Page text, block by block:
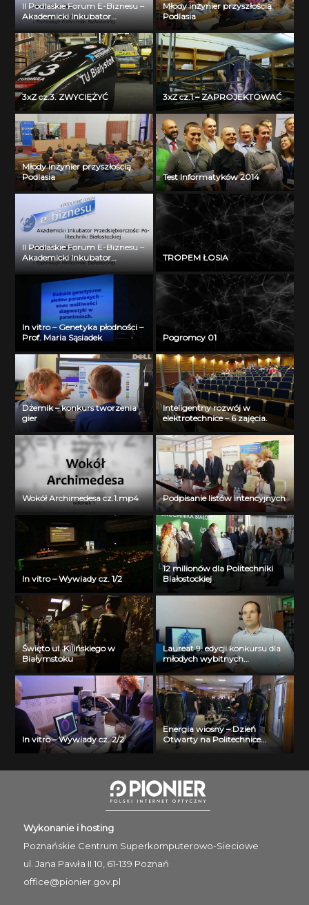
II Podlaskie Forum E-Biznesu –
Akademicki Inkubator
Przedsiębiorczości Politechniki
Białostockiej – Jerzy Muszyński
Młody inżynier przyszłością
Podlasia
3xZ cz.3. ZWYCIĘŻYĆ 3xZ cz.1 – ZAPROJEKTOWAĆ
Młody inżynier przyszłością
Podlasia
Test Informatyków 2014
II Podlaskie Forum E-Biznesu –
Akademicki Inkubator
Przedsiębiorczości Politechniki
Białostockiej – Jerzy Muszyński
TROPEM ŁOSIA
In vitro – Genetyka płodności –
Prof. Maria Sąsiadek
Pogromcy 01
Dżemik – konkurs tworzenia
gier
Inteligentny rozwój w
elektrotechnice – 6 zajęcia.
Wokół Archimedesa cz.1.mp4 Podpisanie listów intencyjnych
In vitro – Wywiady cz. 1/2
12 milionów dla Politechniki
Białostockiej
Święto ul. Kilińskiego w
Białymstoku
Laureat 9. edycji konkursu dla
młodych wybitnych
naukowców- dr inż. Krzysztof
Jurczuk
In vitro – Wywiady cz. 2/2
Energia wiosny – Dzień
Otwarty na Politechnice
Białostockiej
Wykonanie i hosting
Poznańskie Centrum Superkomputerowo-Sieciowe
ul. Jana Pawła II 10, 61-139 Poznań
office@pionier.gov.pl